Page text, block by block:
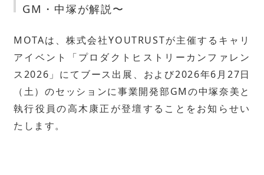
GM・中塚が解説〜
MOTAは、株式会社YOUTRUSTが主催するキャリ
アイベント「プロダクトヒストリーカンファレン
ス2026」にてブース出展、および2026年6月27日
（土）のセッションに事業開発部GMの中塚奈美と
執行役員の高木康正が登壇することをお知らせい
たします。